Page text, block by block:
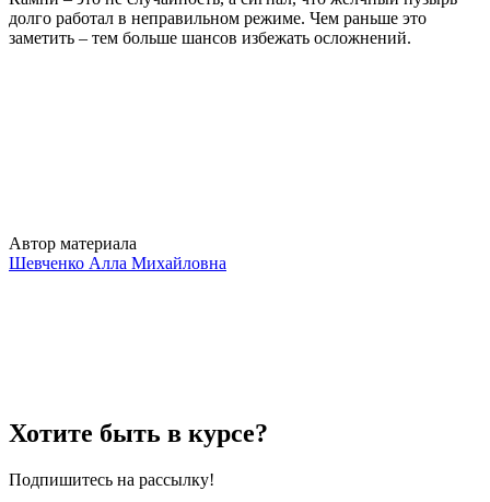
долго работал в неправильном режиме. Чем раньше это
заметить – тем больше шансов избежать осложнений.
Автор материала
Шевченко Алла Михайловна
Хотите быть в курсе?
Подпишитесь на рассылку!